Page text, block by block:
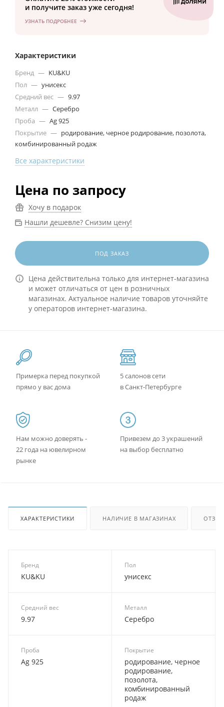
и получите заказ уже сегодня!
УЗНАТЬ ПОДРОБНЕЕ
Характеристики
Бренд — KU&KU
Пол — унисекс
Средний вес — 9.97
Металл — Серебро
Проба — Ag 925
Покрытие — родирование, черное родирование, позолота,
комбинированный родаж
Все характеристики
Цена по запросу
Хочу в подарок
Нашли дешевле? Снизим цену!
ПОД ЗАКАЗ
Цена действительна только для интернет-магазина
и может отличаться от цен в розничных
магазинах. Актуальное наличие товаров уточняйте
у операторов интернет-магазина.
Примерка перед покупкой
прямо у вас дома
5 салонов сети
в Санкт-Петербурге
Нам можно доверять -
22 года на ювелирном
рынке
Привезем до 3 украшений
на выбор бесплатно
ХАРАКТЕРИСТИКИ НАЛИЧИЕ В МАГАЗИНАХ
Бренд
KU&KU
Пол
унисекс
Средний вес
9.97
Металл
Серебро
Проба
Ag 925
Покрытие
родирование, черное
родирование,
позолота,
комбинированный
родаж